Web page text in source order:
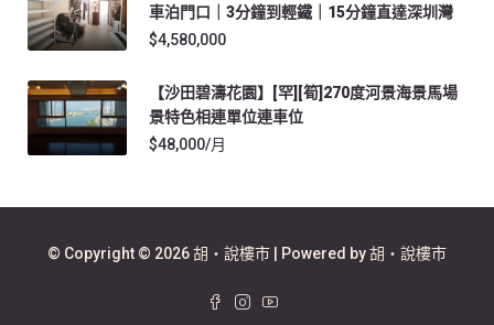
車泊門口｜3分鐘到輕鐵｜15分鐘直達深圳灣
$4,580,000
【沙田碧濤花園】[罕][筍]270度河景海景馬場
景特色相連單位連車位
$48,000/月
© Copyright © 2026 胡‧說樓市 | Powered by 胡‧說樓市